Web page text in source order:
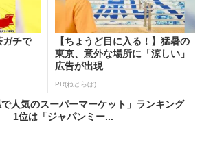
ガチで
【ちょうど目に入る！】猛暑の
東京、意外な場所に「涼しい」
広告が出現
PR(ねとらぼ)
で人気のスーパーマーケット」ランキング
1位は「ジャパンミー...